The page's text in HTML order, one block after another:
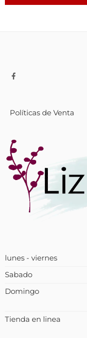
Políticas de Venta
lunes - viernes
Sabado
Domingo
Tienda en linea